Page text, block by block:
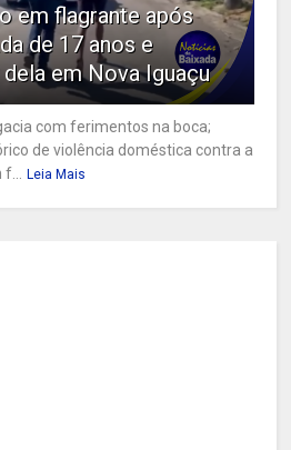
em flagrante após
de 17 anos e
em Nova Iguaçu
com ferimentos na boca;
de violência doméstica contra a
Leia Mais